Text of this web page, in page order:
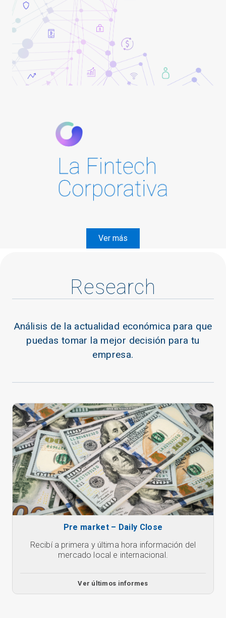
Ver más
Research
Análisis de la actualidad económica para que
puedas tomar la mejor decisión para tu
empresa.
Pre market – Daily Close
Recibí a primera y última hora información del
mercado local e internacional.
Ver últimos informes